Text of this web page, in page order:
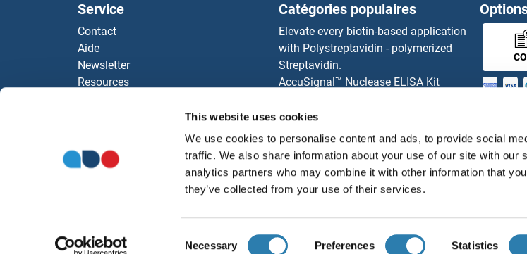
This website uses cookies
We use cookies to personalise content and ads, to provide social
traffic. We also share information about your use of our site with our
analytics partners who may combine it with other information that
they’ve collected from your use of their services.
Necessary Preferences Statistics
DYNC2H1 Kits ELISA
DYNC1I2 Kits ELISA
DYNC1I1 Kits ELISA
DYNC1H1 Kits ELISA
Dynamitin Kits ELISA
Dynamin 3 Kits ELISA
ECSIT
Service
Contact
Aide
Newsletter
Resources
Catégories populaires
Elevate every biotin-based application
with Polystreptavidin - polymerized
Streptavidin.
AccuSignal™ Nuclease ELISA Kit
Rockland Original products
ELISA Kits
antibodies online purchase process
Nos distributeurs
Français